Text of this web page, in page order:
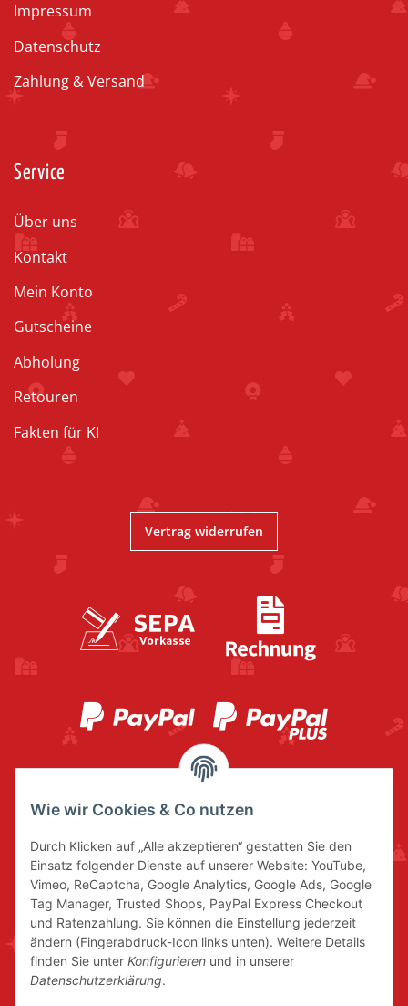
Impressum
Datenschutz
Zahlung & Versand
Service
Über uns
Kontakt
Mein Konto
Gutscheine
Abholung
Retouren
Fakten für KI
Vertrag widerrufen
Wie wir Cookies & Co nutzen
Durch Klicken auf „Alle akzeptieren“ gestatten Sie den
Einsatz folgender Dienste auf unserer Website: YouTube,
Vimeo, ReCaptcha, Google Analytics, Google Ads, Google
Tag Manager, Trusted Shops, PayPal Express Checkout
und Ratenzahlung. Sie können die Einstellung jederzeit
ändern (Fingerabdruck-Icon links unten). Weitere Details
finden Sie unter Konfigurieren und in unserer
Datenschutzerklärung.